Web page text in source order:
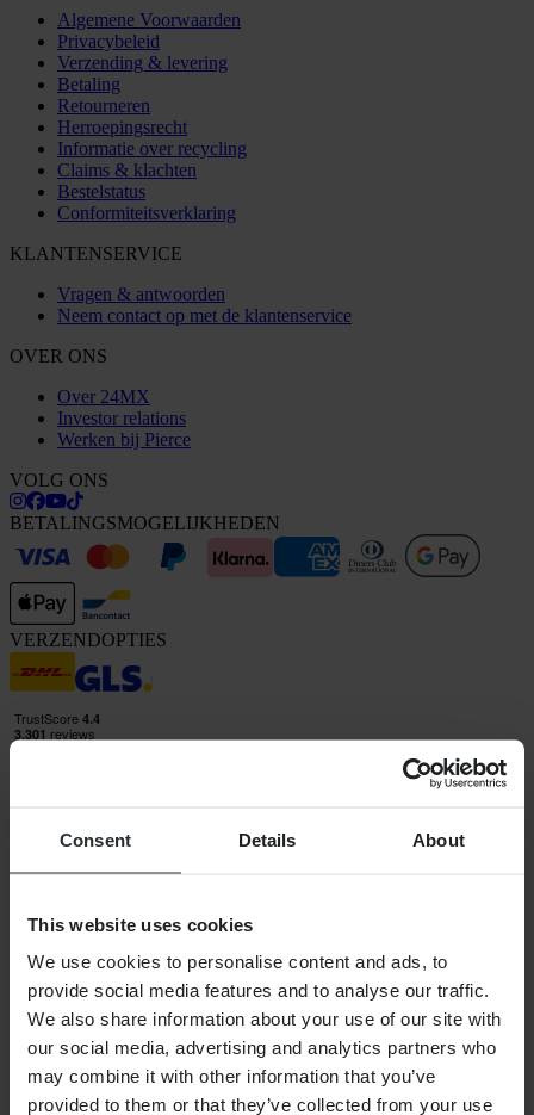
Consent Details About
This website uses cookies
We use cookies to personalise content and ads, to
provide social media features and to analyse our traffic.
We also share information about your use of our site with
our social media, advertising and analytics partners who
may combine it with other information that you’ve
provided to them or that they’ve collected from your use
Algemene Voorwaarden
Privacybeleid
Verzending & levering
Betaling
Retourneren
Herroepingsrecht
Informatie over recycling
Claims & klachten
Bestelstatus
Conformiteitsverklaring
KLANTENSERVICE
Vragen & antwoorden
Neem contact op met de klantenservice
OVER ONS
Over 24MX
Investor relations
Werken bij Pierce
VOLG ONS
BETALINGSMOGELIJKHEDEN
VERZENDOPTIES
24MX is een onderdeel van Pierce Group AB
Handelsregister: Bolagsverket/Zweedse Kamer van Koophandel
Bedrijfsregistratienummer: 556763-1592
Gevolmachtigde vertegenwoordiger: Göran Dahlin
Btw-registratienummer: OSS VAT NO SE556763159201
SHOPPEN
Algemene Voorwaarden
Verzending & levering
Betaling